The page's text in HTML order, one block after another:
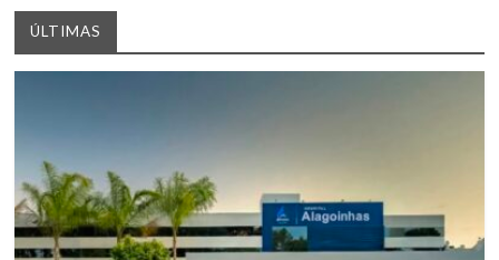
ÚLTIMAS